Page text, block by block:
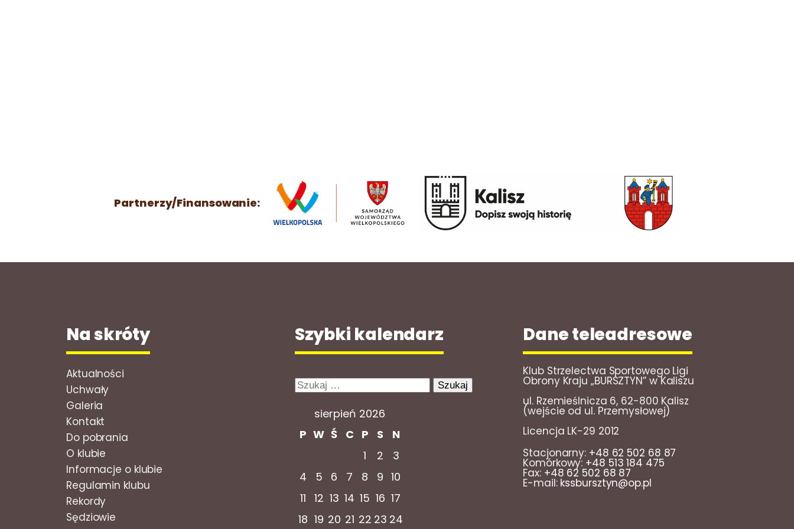
Partnerzy/Finansowanie:
Na skróty
Aktualności
Uchwały
Galeria
Kontakt
Do pobrania
O klubie
Informacje o klubie
Regulamin klubu
Rekordy
Sędziowie
Szybki kalendarz
Szukaj:
sierpień 2026
P W Ś C P S
N
1
2
3
4
5 6 7 8 9 10
11 12 13 14 15 16 17
18 19 20 21 22 23 24
Dane teleadresowe
Klub Strzelectwa Sportowego Ligi
Obrony Kraju „BURSZTYN” w Kaliszu
ul. Rzemieślnicza 6, 62-800 Kalisz
(wejście od ul. Przemysłowej)
Licencja LK-29 2012
Stacjonarny: +48 62 502 68 87
Komórkowy: +48 513 184 475
Fax: +48 62 502 68 87
E-mail: kssbursztyn@op.pl